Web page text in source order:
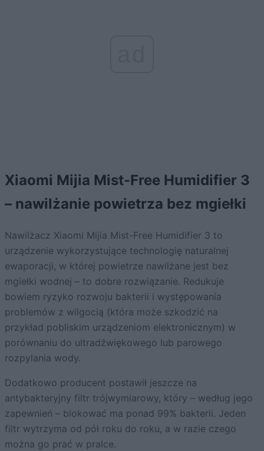
Xiaomi Mijia Mist-Free Humidifier 3
– nawilżanie powietrza bez mgiełki
Nawilżacz Xiaomi Mijia Mist-Free Humidifier 3 to
urządzenie wykorzystujące technologię naturalnej
ewaporacji, w której powietrze nawilżane jest bez
mgiełki wodnej – to dobre rozwiązanie. Redukuje
bowiem ryzyko rozwoju bakterii i występowania
problemów z wilgocią (która może szkodzić na
przykład pobliskim urządzeniom elektronicznym) w
porównaniu do ultradźwiękowego lub parowego
rozpylania wody.
Dodatkowo producent postawił jeszcze na
antybakteryjny filtr trójwymiarowy, który – według jego
zapewnień – blokować ma ponad 99% bakterii. Jeden
filtr wytrzyma od pół roku do roku, a w razie czego
można go prać w pralce.